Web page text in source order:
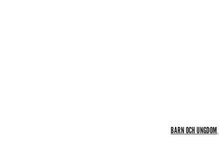
BARN OCH UNGDOM